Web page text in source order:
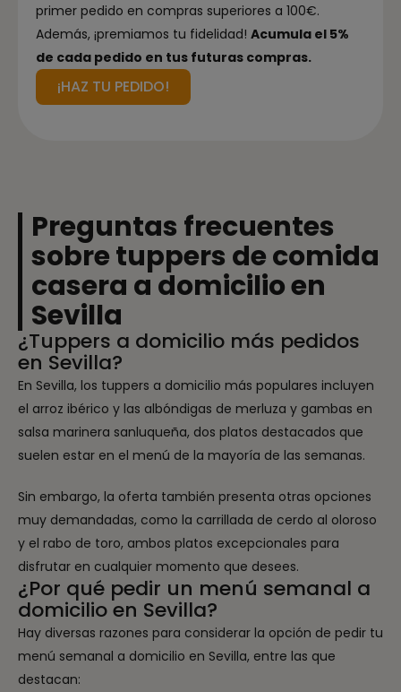
primer pedido en compras superiores a 100€.
Además, ¡premiamos tu fidelidad! Acumula el 5%
de cada pedido en tus futuras compras.
¡HAZ TU PEDIDO!
Preguntas frecuentes
sobre tuppers de comida
casera a domicilio en
Sevilla
¿Tuppers a domicilio más pedidos
en Sevilla?
En Sevilla, los tuppers a domicilio más populares incluyen
el arroz ibérico y las albóndigas de merluza y gambas en
salsa marinera sanluqueña, dos platos destacados que
suelen estar en el menú de la mayoría de las semanas.
Sin embargo, la oferta también presenta otras opciones
muy demandadas, como la carrillada de cerdo al oloroso
y el rabo de toro, ambos platos excepcionales para
disfrutar en cualquier momento que desees.
¿Por qué pedir un menú semanal a
domicilio en Sevilla?
Hay diversas razones para considerar la opción de pedir tu
menú semanal a domicilio en Sevilla, entre las que
destacan: